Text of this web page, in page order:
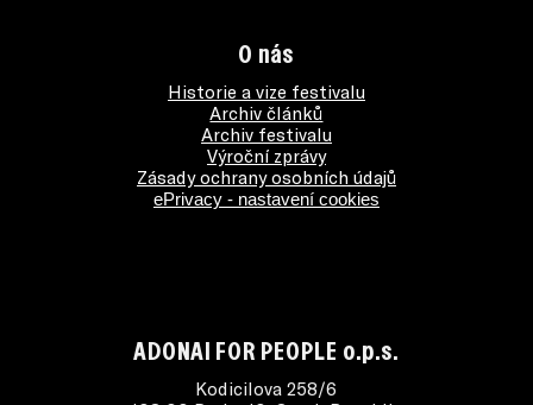
O nás
Historie a vize festivalu
Archiv článků
Archiv festivalu
Výroční zprávy
Zásady ochrany osobních údajů
ePrivacy - nastavení cookies
ADONAI FOR PEOPLE o.p.s.
Kodicilova 258/6